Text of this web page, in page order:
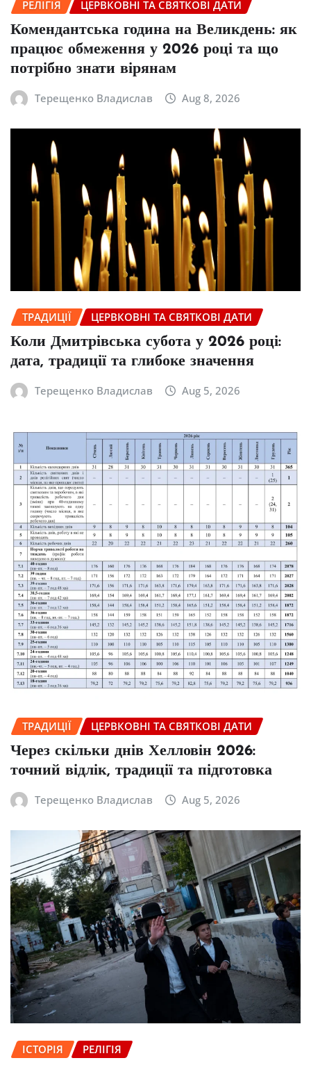
РЕЛІГІЯ ЦЕРВКОВНІ ТА СВЯТКОВІ ДАТИ
Комендантська година на Великдень: як
працює обмеження у 2026 році та що
потрібно знати вірянам
Терещенко Владислав Aug 8, 2026
ТРАДИЦІЇ ЦЕРВКОВНІ ТА СВЯТКОВІ ДАТИ
Коли Дмитрівська субота у 2026 році:
дата, традиції та глибоке значення
Терещенко Владислав Aug 5, 2026
ТРАДИЦІЇ ЦЕРВКОВНІ ТА СВЯТКОВІ ДАТИ
Через скільки днів Хелловін 2026:
точний відлік, традиції та підготовка
Терещенко Владислав Aug 5, 2026
ІСТОРІЯ РЕЛІГІЯ